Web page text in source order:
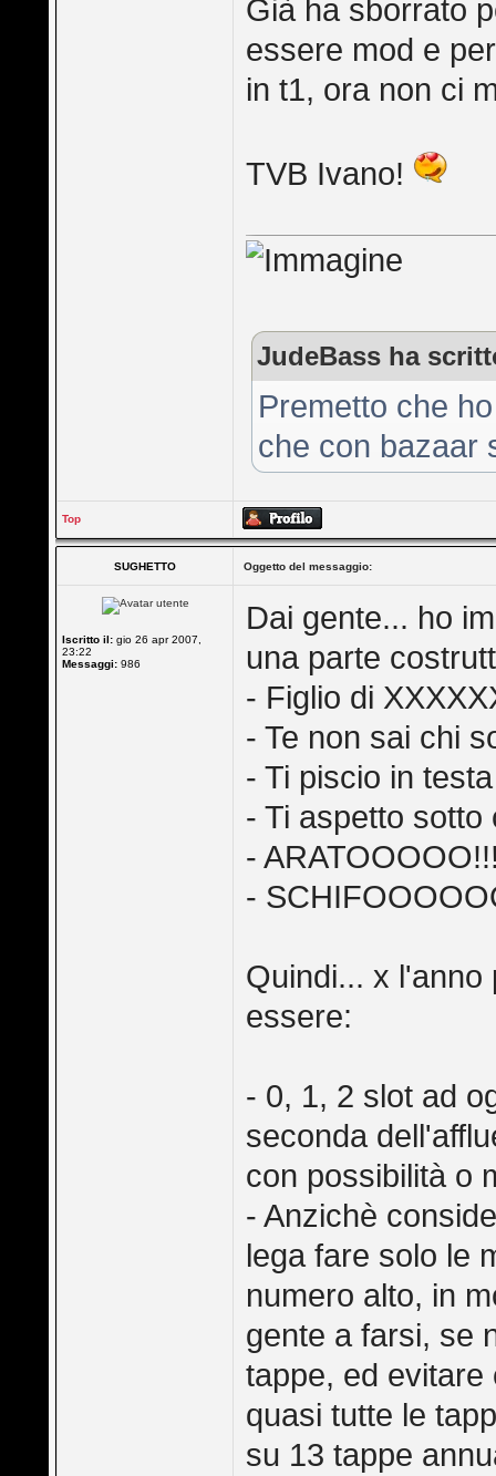
Già ha sborrato
essere mod e
in t1, ora non ci
TVB Ivano!
JudeBass ha
Premetto che
che con bazaar
Top
SUGHETTO Oggetto del messaggio:
Iscritto il: gio 26 apr 2007,
23:22
Messaggi: 986
Dai gente... ho
una parte
- Figlio di
- Te non sai chi
- Ti piscio in
- Ti aspetto sotto
-
-
Quindi... x
essere:
- 0, 1, 2 slot ad
seconda
con possibilità o
- Anzichè
lega fare solo le
numero alto, in
gente a farsi, se
tappe, ed
quasi tutte le
su 13 tappe